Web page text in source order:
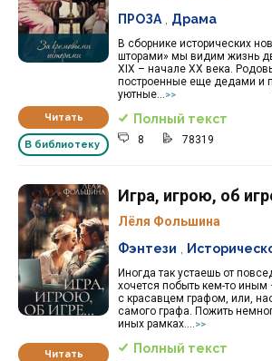
Читать
В библиотеку
В сборнике исторических
шторами» мы видим жизнь
XIX – начале XX века.
построенные еще дедами и
уютные...
>>
ПРОЗА Драма
Полный текст
8 78319
Читать
Игра, игрою, об
Лёля Фольшина
Иногда так устаешь от
хочется побыть кем-то иным
с красавцем графом, или,
самого графа. Пожить
иных рамках....
>>
Фэнтези
Полный текст